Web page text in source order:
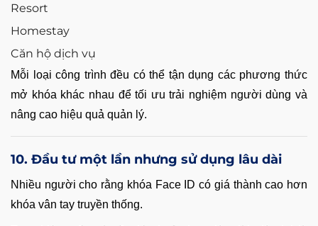
Resort
Homestay
Căn hộ dịch vụ
Mỗi loại công trình đều có thể tận dụng các phương thức
mở khóa khác nhau để tối ưu trải nghiệm người dùng và
nâng cao hiệu quả quản lý.
10. Đầu tư một lần nhưng sử dụng lâu dài
Nhiều người cho rằng khóa Face ID có giá thành cao hơn
khóa vân tay truyền thống.